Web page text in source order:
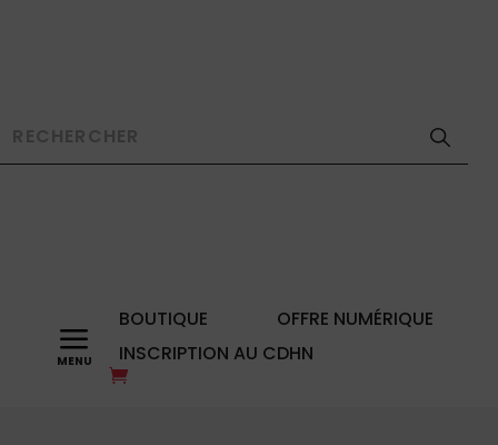
a BOUTIQUE OFFRE NUMÉRIQUE
INSCRIPTION AU CDHN